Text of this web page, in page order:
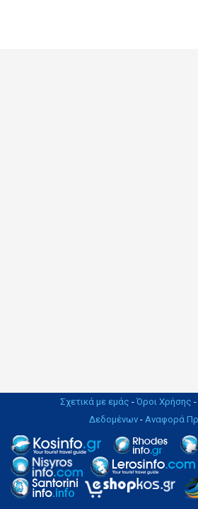
Σχετικά με εμάς - Όροι Χρήσης -
Δεδομένων - Αναφορά